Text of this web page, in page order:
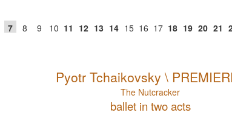
7 8 9 10 11 12 13 14 15 16 17 18 19 20 21
Pyotr Tchaikovsky \
The Nutcracker
ballet in two acts